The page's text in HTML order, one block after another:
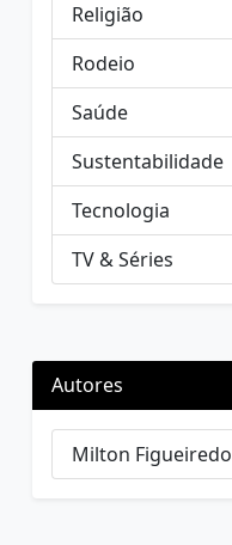
Religião
Rodeio
Saúde
Sustentabilidade
Tecnologia
TV & Séries
Autores
Milton Figueiredo